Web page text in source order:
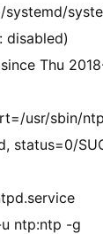
disabled)
Thu
usr/sbin/
status=0/
ntp:ntp -g